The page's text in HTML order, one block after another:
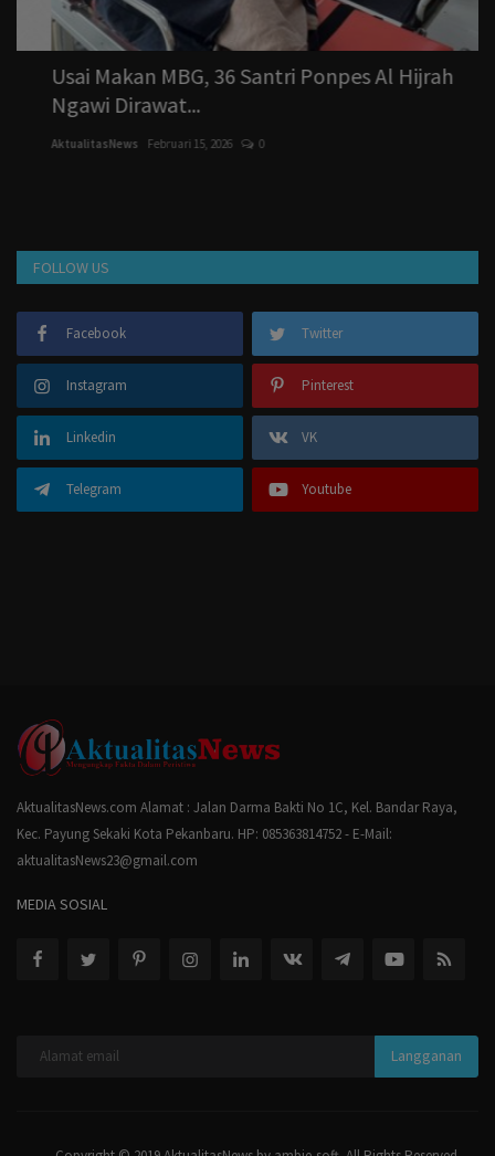
Usai Makan MBG, 36 Santri Ponpes Al Hijrah
Ngawi Dirawat...
AktualitasNews Februari 15, 2026 0
FOLLOW US
Facebook Twitter
Instagram Pinterest
Linkedin VK
Telegram Youtube
AktualitasNews.com Alamat : Jalan Darma Bakti No 1C, Kel. Bandar Raya,
Kec. Payung Sekaki Kota Pekanbaru. HP: 085363814752 - E-Mail:
aktualitasNews23@gmail.com
MEDIA SOSIAL
Langganan